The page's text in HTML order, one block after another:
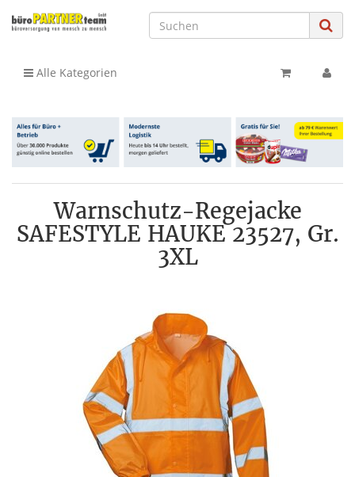
Alle Kategorien
Warnschutz-Regejacke
SAFESTYLE HAUKE 23527, Gr.
3XL